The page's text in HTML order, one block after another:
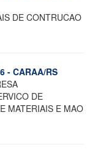
DE CONTRUCAO
- CARAA/RS
DE
MATERIAIS E MAO